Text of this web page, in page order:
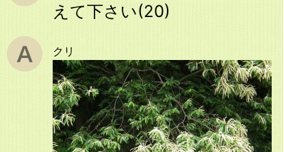
えて下さい(20)
クリ